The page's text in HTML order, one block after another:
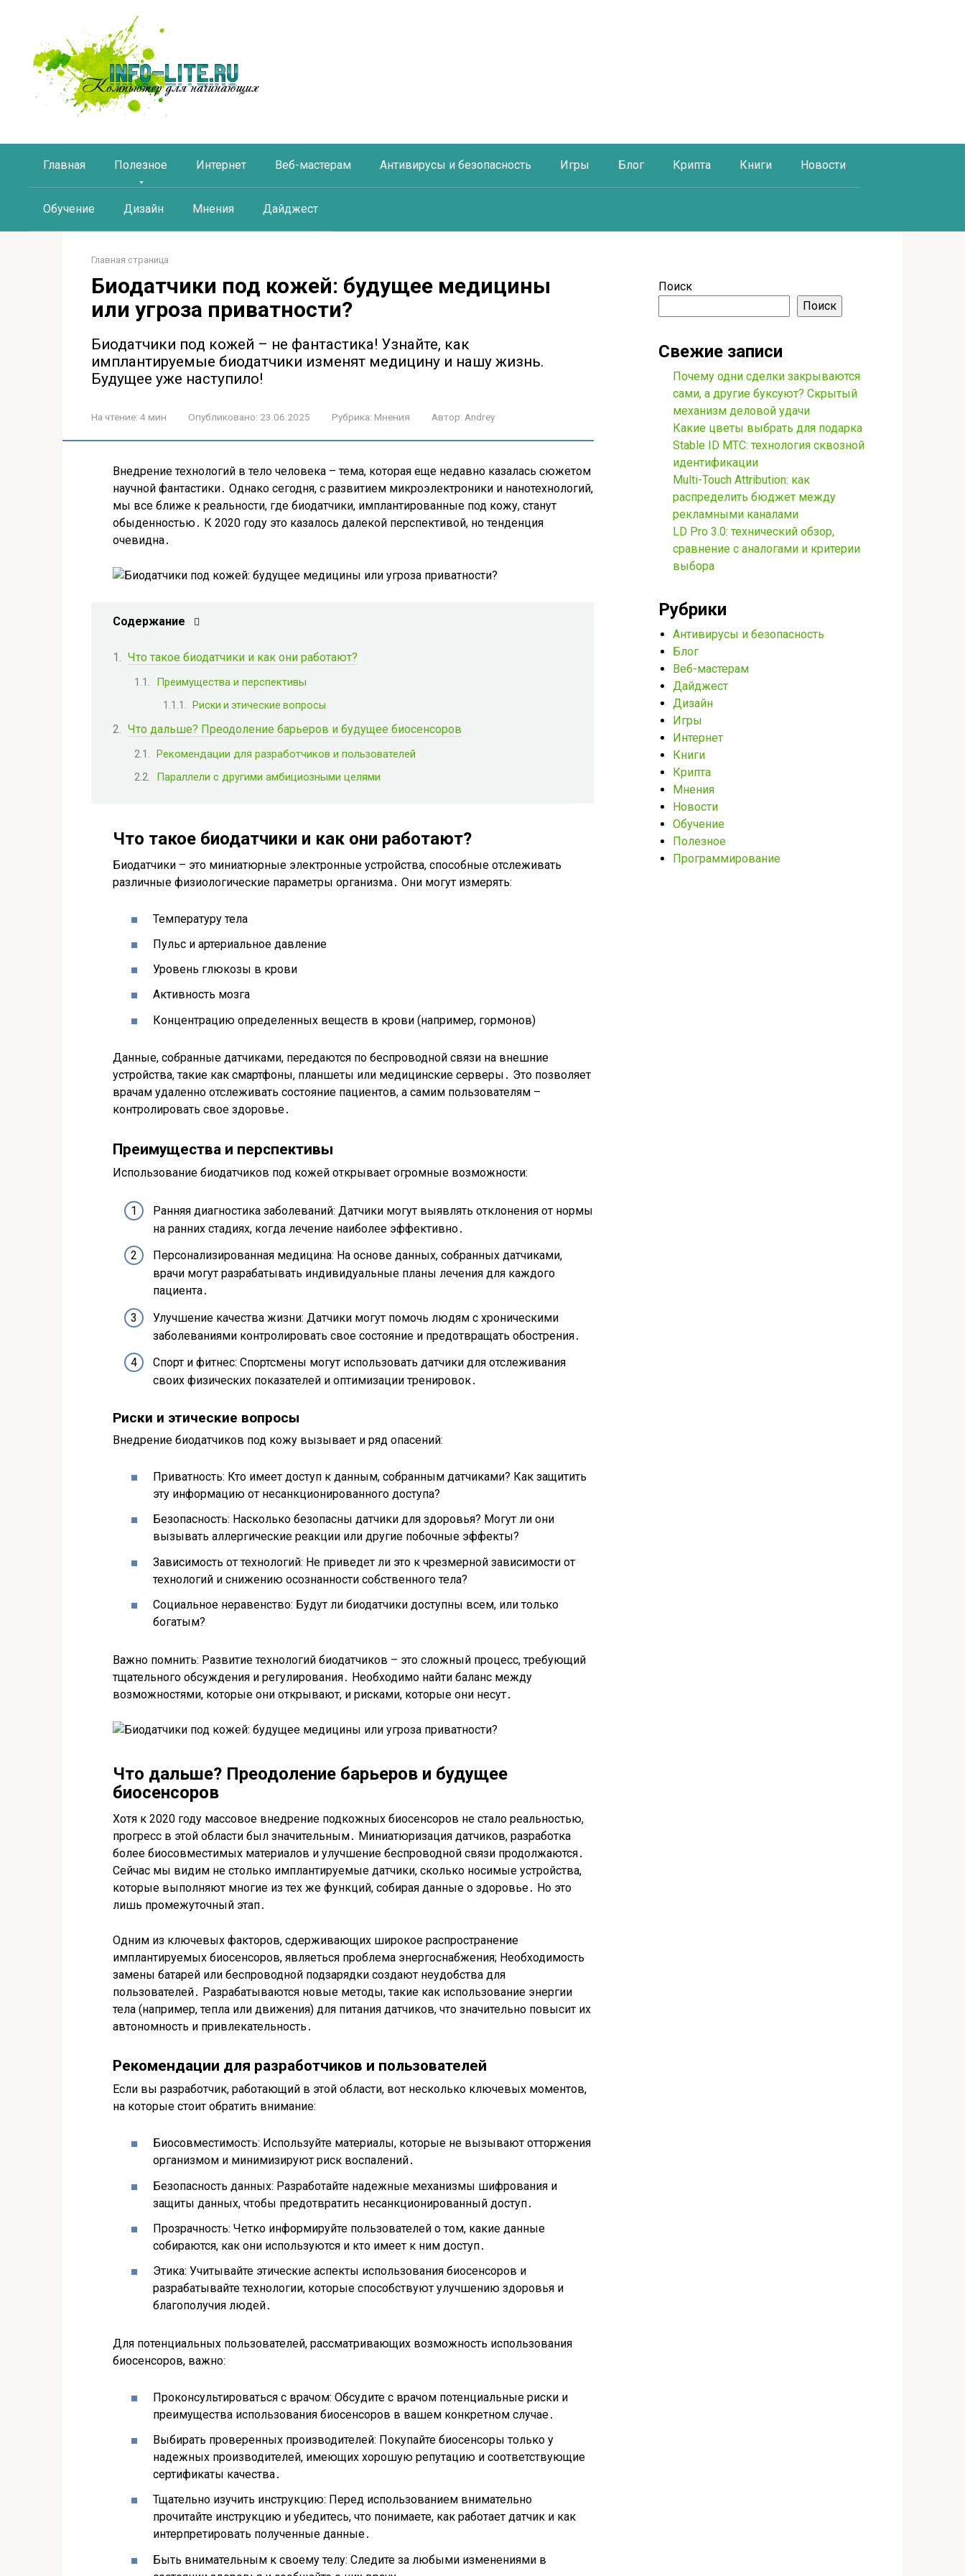
контенту
Главная Полезное Интернет Веб-мастерам Антивирусы и безопасность Игры Блог Крипта Книги Новости
Обучение Дизайн Мнения Дайджест
Главная страница
Биодатчики под кожей: будущее медицины
или угроза приватности?
Биодатчики под кожей – не фантастика! Узнайте, как
имплантируемые биодатчики изменят медицину и нашу жизнь.
Будущее уже наступило!
На чтение: 4 мин Опубликовано: 23.06.2025 Рубрика: Мнения Автор: Andrey
Внедрение технологий в тело человека – тема, которая еще недавно казалась сюжетом
научной фантастики․ Однако сегодня, с развитием микроэлектроники и нанотехнологий,
мы все ближе к реальности, где биодатчики, имплантированные под кожу, станут
обыденностью․ К 2020 году это казалось далекой перспективой, но тенденция
очевидна․
Содержание
Что такое биодатчики и как они работают?
Преимущества и перспективы
Риски и этические вопросы
Что дальше? Преодоление барьеров и будущее биосенсоров
Рекомендации для разработчиков и пользователей
Параллели с другими амбициозными целями
Что такое биодатчики и как они работают?
Биодатчики – это миниатюрные электронные устройства, способные отслеживать
различные физиологические параметры организма․ Они могут измерять:
Температуру тела
Пульс и артериальное давление
Уровень глюкозы в крови
Активность мозга
Концентрацию определенных веществ в крови (например, гормонов)
Данные, собранные датчиками, передаются по беспроводной связи на внешние
устройства, такие как смартфоны, планшеты или медицинские серверы․ Это позволяет
врачам удаленно отслеживать состояние пациентов, а самим пользователям –
контролировать свое здоровье․
Преимущества и перспективы
Использование биодатчиков под кожей открывает огромные возможности:
Ранняя диагностика заболеваний: Датчики могут выявлять отклонения от нормы
на ранних стадиях, когда лечение наиболее эффективно․
Персонализированная медицина: На основе данных, собранных датчиками,
врачи могут разрабатывать индивидуальные планы лечения для каждого
пациента․
Улучшение качества жизни: Датчики могут помочь людям с хроническими
заболеваниями контролировать свое состояние и предотвращать обострения․
Спорт и фитнес: Спортсмены могут использовать датчики для отслеживания
своих физических показателей и оптимизации тренировок․
Риски и этические вопросы
Внедрение биодатчиков под кожу вызывает и ряд опасений:
Приватность: Кто имеет доступ к данным, собранным датчиками? Как защитить
эту информацию от несанкционированного доступа?
Безопасность: Насколько безопасны датчики для здоровья? Могут ли они
вызывать аллергические реакции или другие побочные эффекты?
Зависимость от технологий: Не приведет ли это к чрезмерной зависимости от
технологий и снижению осознанности собственного тела?
Социальное неравенство: Будут ли биодатчики доступны всем, или только
богатым?
Важно помнить: Развитие технологий биодатчиков – это сложный процесс, требующий
тщательного обсуждения и регулирования․ Необходимо найти баланс между
возможностями, которые они открывают, и рисками, которые они несут․
Что дальше? Преодоление барьеров и будущее
биосенсоров
Хотя к 2020 году массовое внедрение подкожных биосенсоров не стало реальностью,
прогресс в этой области был значительным․ Миниатюризация датчиков, разработка
более биосовместимых материалов и улучшение беспроводной связи продолжаются․
Сейчас мы видим не столько имплантируемые датчики, сколько носимые устройства,
которые выполняют многие из тех же функций, собирая данные о здоровье․ Но это
лишь промежуточный этап․
Одним из ключевых факторов, сдерживающих широкое распространение
имплантируемых биосенсоров, являеться проблема энергоснабжения; Необходимость
замены батарей или беспроводной подзарядки создают неудобства для
пользователей․ Разрабатываются новые методы, такие как использование энергии
тела (например, тепла или движения) для питания датчиков, что значительно повысит их
автономность и привлекательность․
Рекомендации для разработчиков и пользователей
Если вы разработчик, работающий в этой области, вот несколько ключевых моментов,
на которые стоит обратить внимание:
Биосовместимость: Используйте материалы, которые не вызывают отторжения
организмом и минимизируют риск воспалений․
Безопасность данных: Разработайте надежные механизмы шифрования и
защиты данных, чтобы предотвратить несанкционированный доступ․
Прозрачность: Четко информируйте пользователей о том, какие данные
собираются, как они используются и кто имеет к ним доступ․
Этика: Учитывайте этические аспекты использования биосенсоров и
разрабатывайте технологии, которые способствуют улучшению здоровья и
благополучия людей․
Для потенциальных пользователей, рассматривающих возможность использования
биосенсоров, важно:
Проконсультироваться с врачом: Обсудите с врачом потенциальные риски и
преимущества использования биосенсоров в вашем конкретном случае․
Выбирать проверенных производителей: Покупайте биосенсоры только у
надежных производителей, имеющих хорошую репутацию и соответствующие
сертификаты качества․
Тщательно изучить инструкцию: Перед использованием внимательно
прочитайте инструкцию и убедитесь, что понимаете, как работает датчик и как
интерпретировать полученные данные․
Быть внимательным к своему телу: Следите за любыми изменениями в
Поиск
Поиск
Свежие записи
Почему одни сделки закрываются
сами, а другие буксуют? Скрытый
механизм деловой удачи
Какие цветы выбрать для подарка
Stable ID МТС: технология сквозной
идентификации
Multi-Touch Attribution: как
распределить бюджет между
рекламными каналами
LD Pro 3.0: технический обзор,
сравнение с аналогами и критерии
выбора
Рубрики
Антивирусы и безопасность
Блог
Веб-мастерам
Дайджест
Дизайн
Игры
Интернет
Книги
Крипта
Мнения
Новости
Обучение
Полезное
Программирование